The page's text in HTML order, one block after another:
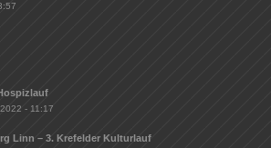
- 11:17
Linn – 3. Krefelder Kulturlauf